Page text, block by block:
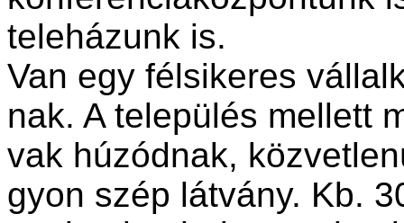
teleházunk is.
Van egy félsikeres
nak. A település mellett
vak húzódnak,
gyon szép látvány. Kb.